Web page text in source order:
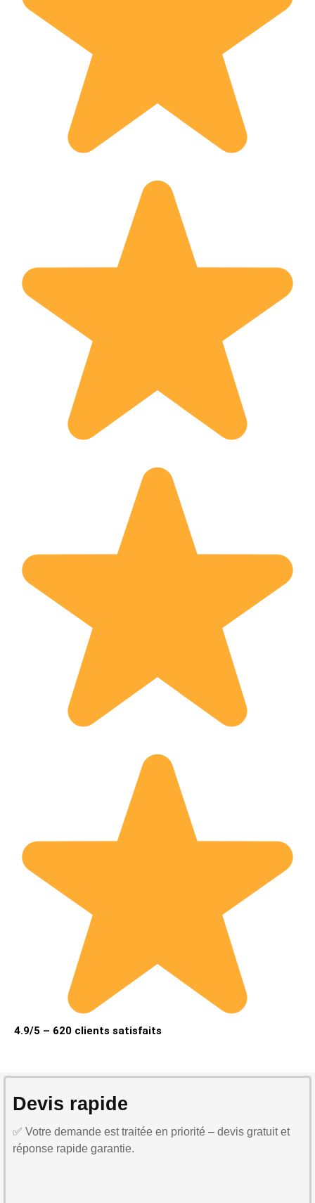
4.9/5 – 620 clients satisfaits
Devis rapide
✅ Votre demande est traitée en priorité – devis gratuit et
réponse rapide garantie.